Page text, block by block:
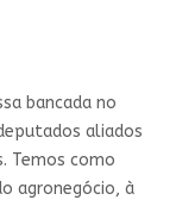
bancada no
aliados
Temos como
agronegócio, à